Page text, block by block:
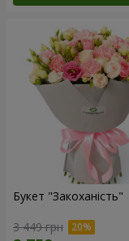
Букет "Закоханість"
3 449 грн